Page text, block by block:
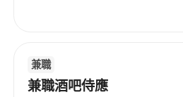
兼職
兼職酒吧侍應